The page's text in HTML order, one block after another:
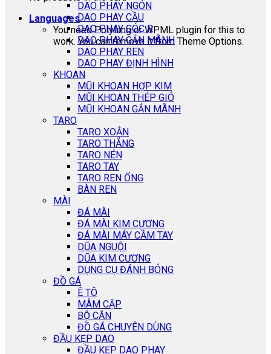
Languages
You need Polylang or WPML plugin for this to
work. You can remove it from Theme Options.
DAO PHAY NGÓN
DAO PHAY CẦU
DAO PHAY GÓC R
DAO PHAY GẮN MÃNH
DAO PHAY REN
DAO PHAY ĐỊNH HÌNH
KHOAN
MŨI KHOAN HỢP KIM
MŨI KHOAN THÉP GIÓ
MŨI KHOAN GẮN MÃNH
TARO
TARO XOẮN
TARO THẲNG
TARO NÉN
TARO TAY
TARO REN ỐNG
BÀN REN
MÀI
ĐÁ MÀI
ĐÁ MÀI KIM CƯƠNG
ĐÁ MÀI MÁY CẦM TAY
DŨA NGUỘI
DŨA KIM CƯƠNG
DỤNG CỤ ĐÁNH BÓNG
ĐỒ GÁ
Ê TÔ
MÂM CẶP
BỘ CĂN
ĐỒ GÁ CHUYÊN DÙNG
ĐẦU KẸP DAO
ĐẦU KẸP DAO PHAY